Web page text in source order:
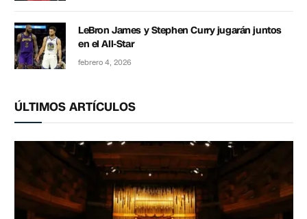
LeBron James y Stephen Curry jugarán juntos
en el All-Star
febrero 4, 2026
ÚLTIMOS ARTÍCULOS